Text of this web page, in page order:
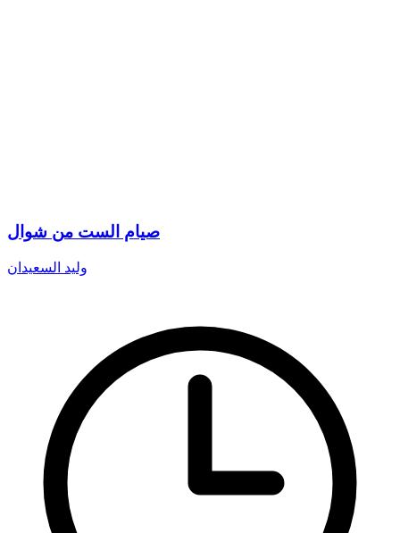
صيام الست من شوال
وليد السعيدان